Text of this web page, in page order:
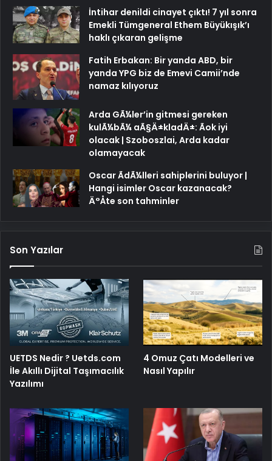
İntihar denildi cinayet çıktı! 7 yıl sonra
Emekli Tümgeneral Ethem Büyükışık’ı
haklı çıkaran gelişme
Fatih Erbakan: Bir yanda ABD, bir
yanda YPG biz de Emevi Camii’nde
namaz kılıyoruz
Arda GÃ¼ler’in gitmesi gereken
kulÃ¼bÃ¼ aÃ§Ä±kladÄ±: Ãok iyi
olacak | Szoboszlai, Arda kadar
olamayacak
Oscar ÃdÃ¼lleri sahiplerini buluyor |
Hangi isimler Oscar kazanacak?
Ä°Åte son tahminler
Son Yazılar
UETDS Nedir ? Uetds.com
İle Akıllı Dijital Taşımacılık
Yazılımı
4 Omuz Çatı Modelleri ve
Nasıl Yapılır